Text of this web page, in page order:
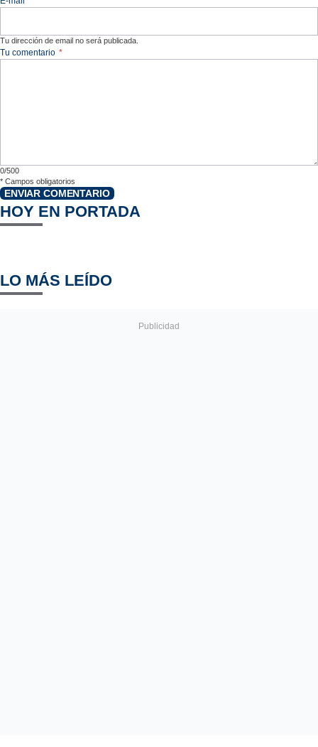
Tu dirección de email no será publicada.
Tu comentario *
0/500
* Campos obligatorios
ENVIAR COMENTARIO
HOY EN PORTADA
LO MÁS LEÍDO